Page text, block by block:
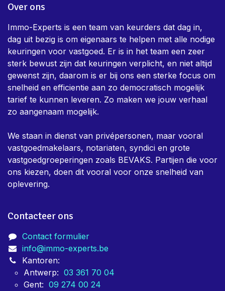
Over ons
Immo-Experts is een team van keurders dat dag in,
dag uit bezig is om eigenaars te helpen met alle nodige
keuringen voor vastgoed. Er is in het team een zeer
sterk bewust zijn dat keuringen verplicht, en niet altijd
gewenst zijn, daarom is er bij ons een sterke focus om
snelheid en efficientie aan zo democratisch mogelijk
tarief te kunnen leveren. Zo maken we jouw verhaal
zo aangenaam mogelijk.
We staan in dienst van privépersonen, maar vooral
vastgoedmakelaars, notariaten, syndici en grote
vastgoedgroeperingen zoals BEVAKS. Partijen die voor
ons kiezen, doen dit vooral voor onze snelheid van
oplevering.
Contacteer ons
Contact formulier
info@immo-experts.be
Kantoren:
Antwerp: 03 361 70 04
Gent: 09 274 00 24